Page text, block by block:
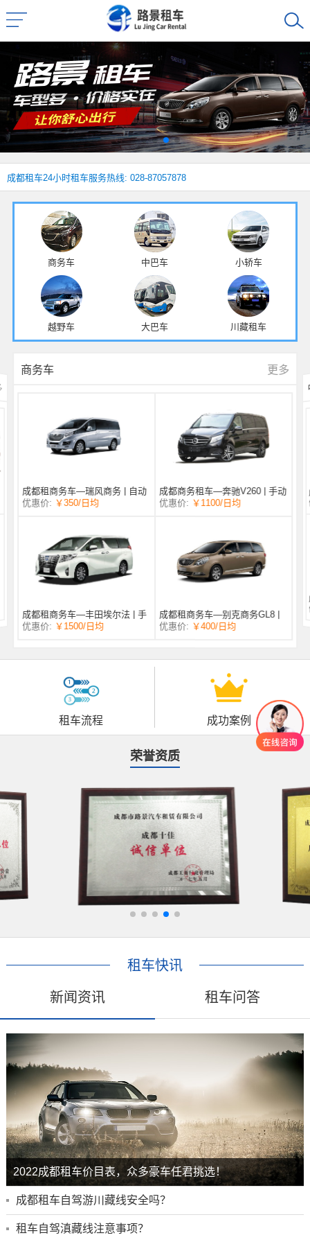
成都租车24小时租车服务热线: 028-87057878
商务车 中巴车 小轿车
越野车 大巴车 川藏租车
商务车 更多
成都租商务车—瑞风商务 | 自动
挡 | 7座
优惠价: ￥350/日均
成都商务租车—奔驰V260 | 手动
挡 |
优惠价: ￥1100/日均
成都租商务车—丰田埃尔法 | 手
自一体 |
优惠价: ￥1500/日均
成都租商务车—别克商务GL8 |
自动挡 | 7座
优惠价: ￥400/日均
租车流程 成功案例
荣誉资质
租车快讯
新闻资讯 租车问答
2022成都租车价目表，众多豪车任君挑选！
成都租车自驾游川藏线安全吗？
租车自驾滇藏线注意事项？